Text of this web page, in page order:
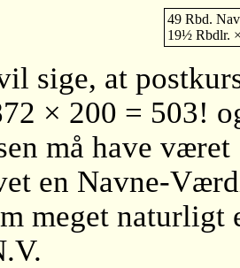
49 Rbd.
19½ Rbdlr.
sige, at
× 200 = 503!
må have
en Navne-
meget naturligt